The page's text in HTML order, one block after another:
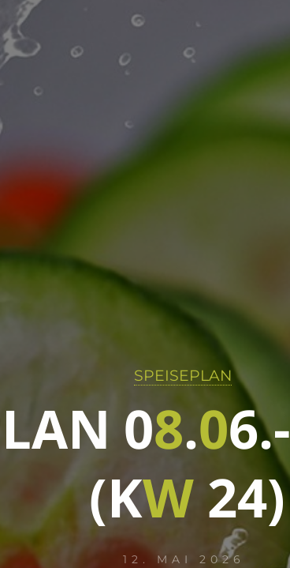
SPEISEPLAN
LAN 08.06.-
(KW 24)
12. MAI 2026